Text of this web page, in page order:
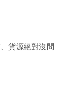
貨源絕對沒問